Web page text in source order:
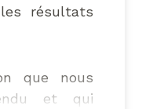
résultats
que nous
et qui